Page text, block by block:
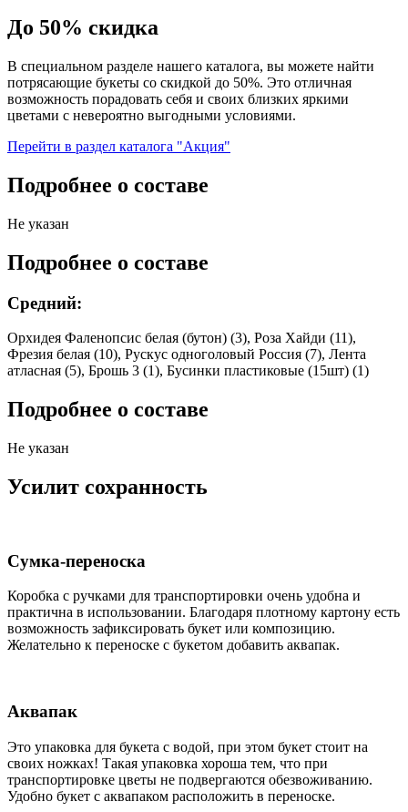
До 50% скидка
В специальном разделе нашего каталога, вы можете найти
потрясающие букеты со скидкой до 50%. Это отличная
возможность порадовать себя и своих близких яркими
цветами с невероятно выгодными условиями.
Перейти в раздел каталога "Акция"
Подробнее о составе
Не указан
Подробнее о составе
Средний:
Орхидея Фаленопсис белая (бутон) (3), Роза Хайди (11),
Фрезия белая (10), Рускус одноголовый Россия (7), Лента
атласная (5), Брошь 3 (1), Бусинки пластиковые (15шт) (1)
Подробнее о составе
Не указан
Усилит сохранность
Сумка-переноска
Коробка c ручками для транспортировки очень удобна и
практична в использовании. Благодаря плотному картону есть
возможность зафиксировать букет или композицию.
Желательно к переноске с букетом добавить аквапак.
Аквапак
Это упаковка для букета с водой, при этом букет стоит на
своих ножках! Такая упаковка хороша тем, что при
транспортировке цветы не подвергаются обезвоживанию.
Удобно букет с аквапаком расположить в переноске.